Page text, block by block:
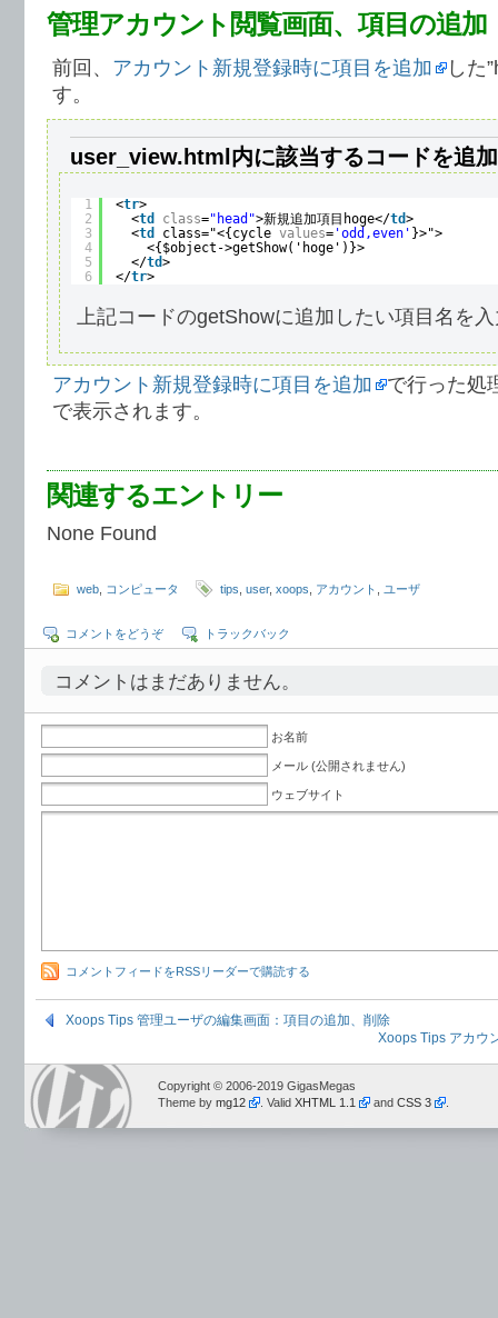
管理アカウント閲覧画面、項目の追加
前回、 アカウント新規登録時に項目を追加
した
す。
user_view.html内に該当するコードを追
1
2
3
4
5
6
<tr>
<td class="head">新規追加項目hoge</td>
<td class="<{cycle values= 'odd,even' }>">
<{$object->getShow('hoge')}>
</td>
</tr>
上記コードのgetShowに追加したい項目名を
アカウント新規登録時に項目を追加
で行った処
で表示されます。
関連するエントリー
None Found
web コンピュータ tips user, xoops アカウント ユーザ
コメントをどうぞ トラックバック
コメントはまだありません。
お名前
メール (公開されません)
ウェブサイト
コメントフィードをRSSリーダーで購読する
Xoops Tips 管理ユーザの編集画面：項目の追加、削除
Xoops Tips アカウ
Copyright © 2006-2019 GigasMegas
Theme by mg12 . Valid XHTML 1.1 and CSS 3